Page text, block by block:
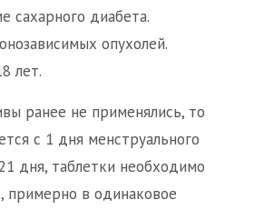
сахарного диабета.
опухолей.
лет.
ранее не применялись, то
с 1 дня менструального
дня, таблетки необходимо
примерно в одинаковое